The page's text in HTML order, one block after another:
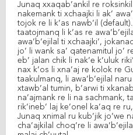
Junaq xxaqab’ankil re
nakemank ti xchaajki li ak’
tojok re li k’as nawb’il
taatojmanq li k’as re
awa’b’ejilal ti xchaajki’,
jo’ li wank sa’ qatenamitul jo’
eb’ jalan chik li nak’e k’uluk
nax k’os li xna’aj re kolok re
taakulmanq, li awa’b’ejilal
xtawb’al tumin, b’arwi ti
na’ajmank re li na sachmank,
rik’ineb’ laj ke’onel ka’aq re
Junaq xnimal ru kub’jik jo’we
cha’ajkilal choq’re li